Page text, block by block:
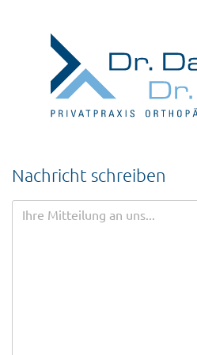
Nachricht schreiben